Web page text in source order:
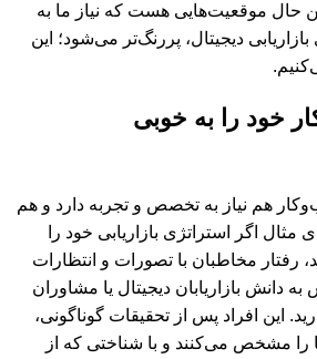
حال موقعیت‌هایی هست که نیاز ما به
دیجیتال، پررنگ‌تر می‌شود؛ این
خود را به خوبی
هم نیاز به تخصص و تجربه دارد و هم
اگر استراتژی بازاریابی خود را
رفتار مخاطبان با تصورات و انتظارات
دانش بازاریابان دیجیتال یا مشاوران
این افراد پس از تحقیقات گوناگونی،
را مشخص می‌کنند و با شناختی که از